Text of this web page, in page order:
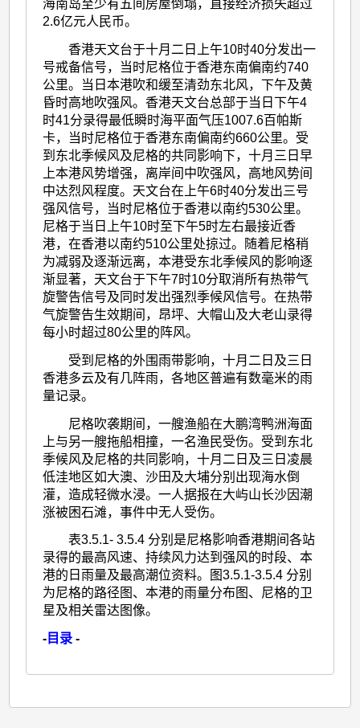
海南岛至少有五间房屋倒塌，直接经济损失超过
2.6亿元人民币。
香港天文台于十月二日上午10时40分发出一
号戒备信号，当时尼格位于香港东南偏南约740
公里。当日本港吹和缓至清劲东北风，下午及黄
昏时高地吹强风。香港天文台总部于当日下午4
时41分录得最低瞬时海平面气压1007.6百帕斯
卡，当时尼格位于香港东南偏南约660公里。受
到东北季候风及尼格的共同影响下，十月三日早
上本港风势增强，离岸间中吹强风，高地风势间
中达烈风程度。天文台在上午6时40分发出三号
强风信号，当时尼格位于香港以南约530公里。
尼格于当日上午10时至下午5时左右最接近香
港，在香港以南约510公里处掠过。随着尼格稍
为减弱及逐渐远离，本港受东北季候风的影响逐
渐显著，天文台于下午7时10分取消所有热带气
旋警告信号及同时发出强烈季候风信号。在热带
气旋警告生效期间，昂坪、大帽山及大老山录得
每小时超过80公里的阵风。
受到尼格的外围雨带影响，十月二日及三日
香港多云及有几阵雨，各地区普遍有数毫米的雨
量记录。
尼格吹袭期间，一艘渔船在大鹏湾鸭洲海面
上与另一艘拖船相撞，一名渔民受伤。受到东北
季候风及尼格的共同影响，十月二日及三日凌晨
低洼地区如大澳、沙田及大埔分别出现海水倒
灌，造成轻微水浸。一人据报在大屿山长沙因潮
涨被困石滩，事件中无人受伤。
表3.5.1- 3.5.4 分别是尼格影响香港期间各站
录得的最高风速、持续风力达到强风的时段、本
港的日雨量及最高潮位资料。图3.5.1-3.5.4 分别
为尼格的路径图、本港的雨量分布图、尼格的卫
星及相关雷达图像。
- 目录 -